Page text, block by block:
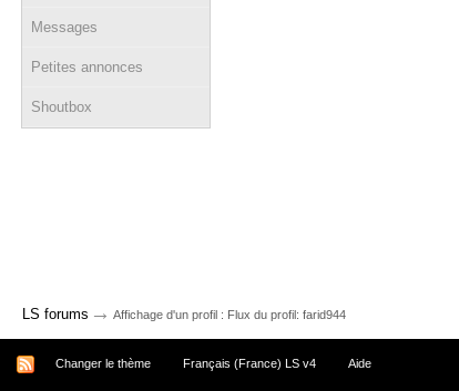
Messages
Petites annonces
Shoutbox
LS forums → Affichage d'un profil : Flux du profil: farid944
Changer le thème Français (France) LS v4 Aide